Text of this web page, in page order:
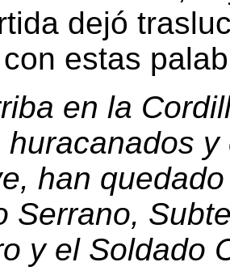
dejó
estas
en la
huracanados
han
Serrano,
y el Soldado